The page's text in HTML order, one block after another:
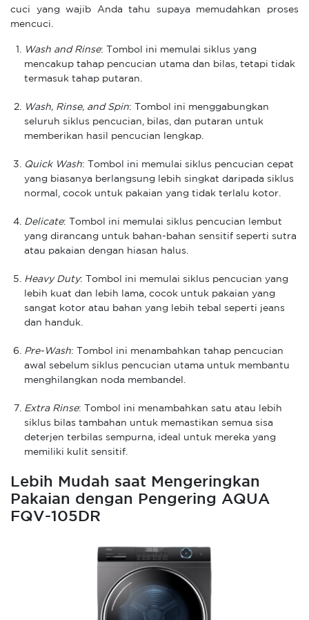
cuci yang wajib Anda tahu supaya memudahkan proses
mencuci.
Wash and Rinse: Tombol ini memulai siklus yang
mencakup tahap pencucian utama dan bilas, tetapi tidak
termasuk tahap putaran.
Wash, Rinse, and Spin: Tombol ini menggabungkan
seluruh siklus pencucian, bilas, dan putaran untuk
memberikan hasil pencucian lengkap.
Quick Wash: Tombol ini memulai siklus pencucian cepat
yang biasanya berlangsung lebih singkat daripada siklus
normal, cocok untuk pakaian yang tidak terlalu kotor.
Delicate: Tombol ini memulai siklus pencucian lembut
yang dirancang untuk bahan-bahan sensitif seperti sutra
atau pakaian dengan hiasan halus.
Heavy Duty: Tombol ini memulai siklus pencucian yang
lebih kuat dan lebih lama, cocok untuk pakaian yang
sangat kotor atau bahan yang lebih tebal seperti jeans
dan handuk.
Pre-Wash: Tombol ini menambahkan tahap pencucian
awal sebelum siklus pencucian utama untuk membantu
menghilangkan noda membandel.
Extra Rinse: Tombol ini menambahkan satu atau lebih
siklus bilas tambahan untuk memastikan semua sisa
deterjen terbilas sempurna, ideal untuk mereka yang
memiliki kulit sensitif.
Lebih Mudah saat Mengeringkan
Pakaian dengan Pengering AQUA
FQV-105DR